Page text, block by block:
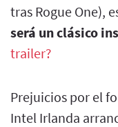
tras Rogue One),
será un clásico
trailer?
Prejuicios por el
Intel Irlanda